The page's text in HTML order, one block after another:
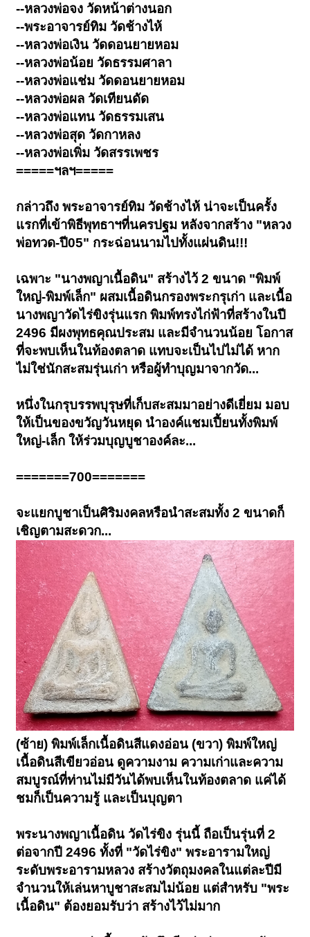
--หลวงพ่อจง วัดหน้าต่างนอก
--พระอาจารย์ทิม วัดช้างไห้
--หลวงพ่อเงิน วัดดอนยายหอม
--หลวงพ่อน้อย วัดธรรมศาลา
--หลวงพ่อแช่ม วัดดอนยายหอม
--หลวงพ่อผล วัดเทียนดัด
--หลวงพ่อแทน วัดธรรมเสน
--หลวงพ่อสุด วัดกาหลง
--หลวงพ่อเพิ่ม วัดสรรเพชร
=====ฯลฯ=====
กล่าวถึง พระอาจารย์ทิม วัดช้างไห้ น่าจะเป็นครั้ง
แรกที่เข้าพิธีพุทธาฯที่นครปฐม หลังจากสร้าง "หลวง
พ่อทวด-ปี05" กระฉ่อนนามไปทั้งแผ่นดิน!!!
เฉพาะ "นางพญาเนื้อดิน" สร้างไว้ 2 ขนาด "พิมพ์
ใหญ่-พิมพ์เล็ก" ผสมเนื้อดินกรองพระกรุเก่า และเนื้อ
นางพญาวัดไร่ขิงรุ่นแรก พิมพ์ทรงไก่ฟ้าที่สร้างในปี
2496 มีผงพุทธคุณประสม และมีจำนวนน้อย โอกาส
ที่จะพบเห็นในท้องตลาด แทบจะเป็นไปไม่ได้ หาก
ไม่ใช่นักสะสมรุ่นเก่า หรือผู้ทำบุญมาจากวัด...
หนึ่งในกรุบรรพบุรุษที่เก็บสะสมมาอย่างดีเยี่ยม มอบ
ให้เป็นของขวัญวันหยุด นำองค์แชมเปี้ยนทั้งพิมพ์
ใหญ่-เล็ก ให้ร่วมบุญบูชาองค์ละ...
=======700=======
จะแยกบูชาเป็นศิริมงคลหรือนำสะสมทั้ง 2 ขนาดก็
เชิญตามสะดวก...
(ซ้าย) พิมพ์เล็กเนื้อดินสีแดงอ่อน (ขวา) พิมพ์ใหญ่
เนื้อดินสีเขียวอ่อน ดูความงาม ความเก่าและความ
สมบูรณ์ที่ท่านไม่มีวันได้พบเห็นในท้องตลาด แค่ได้
ชมก็เป็นความรู้ และเป็นบุญตา
พระนางพญาเนื้อดิน วัดไร่ขิง รุ่นนี้ ถือเป็นรุ่นที่ 2
ต่อจากปี 2496 ทั้งที่ "วัดไร่ขิง" พระอารามใหญ่
ระดับพระอารามหลวง สร้างวัตถุมงคลในแต่ละปีมี
จำนวนให้เล่นหาบูชาสะสมไม่น้อย แต่สำหรับ "พระ
เนื้อดิน" ต้องยอมรับว่า สร้างไว้ไม่มาก